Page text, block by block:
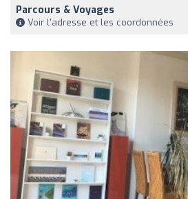
Parcours & Voyages
Voir l'adresse et les coordonnées